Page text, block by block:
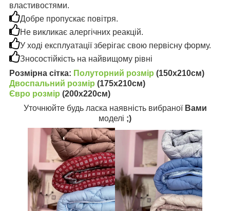
властивостями.
Добре пропускає повітря.
Не викликає алергічних реакцій.
У ході експлуатації зберігає свою первісну форму.
Зносостійкість на найвищому рівні
Розмірна сітка: Полуторний розмір (150х210см)
Двоспальний розмір (175х210см)
Євро розмір (200х220см)
Уточнюйте будь ласка наявність вибраної Вами
моделі ;)